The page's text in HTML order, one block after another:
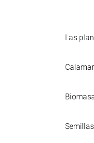
Las